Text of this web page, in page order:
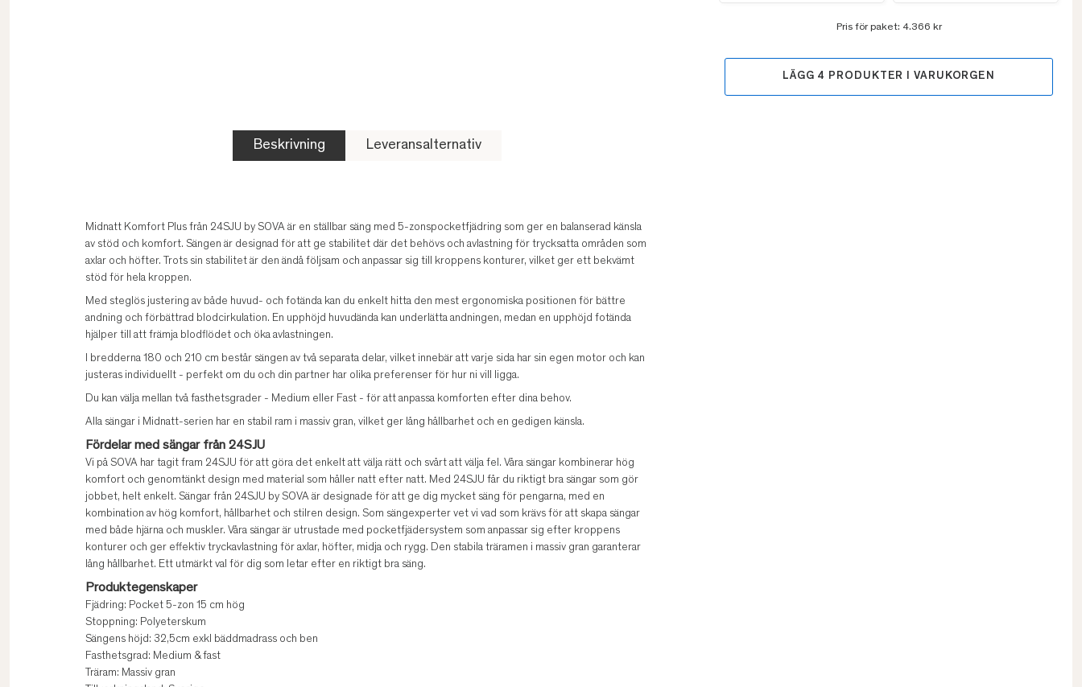
Pris för paket: 4.366 kr
LÄGG 4 PRODUKTER I VARUKORGEN
Beskrivning Leveransalternativ
Midnatt Komfort Plus från 24SJU by SOVA är en ställbar säng med 5-zonspocketfjädring som ger en balanserad känsla
av stöd och komfort. Sängen är designad för att ge stabilitet där det behövs och avlastning för trycksatta områden som
axlar och höfter. Trots sin stabilitet är den ändå följsam och anpassar sig till kroppens konturer, vilket ger ett bekvämt
stöd för hela kroppen.
Med steglös justering av både huvud- och fotända kan du enkelt hitta den mest ergonomiska positionen för bättre
andning och förbättrad blodcirkulation. En upphöjd huvudända kan underlätta andningen, medan en upphöjd fotända
hjälper till att främja blodflödet och öka avlastningen.
I bredderna 180 och 210 cm består sängen av två separata delar, vilket innebär att varje sida har sin egen motor och kan
justeras individuellt - perfekt om du och din partner har olika preferenser för hur ni vill ligga.
Du kan välja mellan två fasthetsgrader - Medium eller Fast - för att anpassa komforten efter dina behov.
Alla sängar i Midnatt-serien har en stabil ram i massiv gran, vilket ger lång hållbarhet och en gedigen känsla.
Fördelar med sängar från 24SJU
Vi på SOVA har tagit fram 24SJU för att göra det enkelt att välja rätt och svårt att välja fel. Våra sängar kombinerar hög
komfort och genomtänkt design med material som håller natt efter natt. Med 24SJU får du riktigt bra sängar som gör
jobbet, helt enkelt. Sängar från 24SJU by SOVA är designade för att ge dig mycket säng för pengarna, med en
kombination av hög komfort, hållbarhet och stilren design. Som sängexperter vet vi vad som krävs för att skapa sängar
med både hjärna och muskler. Våra sängar är utrustade med pocketfjädersystem som anpassar sig efter kroppens
konturer och ger effektiv tryckavlastning för axlar, höfter, midja och rygg. Den stabila träramen i massiv gran garanterar
lång hållbarhet. Ett utmärkt val för dig som letar efter en riktigt bra säng.
Produktegenskaper
Fjädring: Pocket 5-zon 15 cm hög
Stoppning: Polyeterskum
Sängens höjd: 32,5cm exkl bäddmadrass och ben
Fasthetsgrad: Medium & fast
Träram: Massiv gran